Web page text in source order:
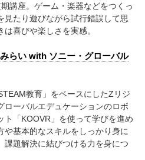
講座。ゲーム・楽器などをつくっ
見たり遊びながら試行錯誤して思
喜びや楽しさを実感。
らい with ソニー・グローバル
教育」をベースにしたZリジ
ローバルエデュケーションのロボ
ト「KOOVR」を使って学びを進め
や基本的なスキルをしっかり身に
課題解決に結びつける力を身につ